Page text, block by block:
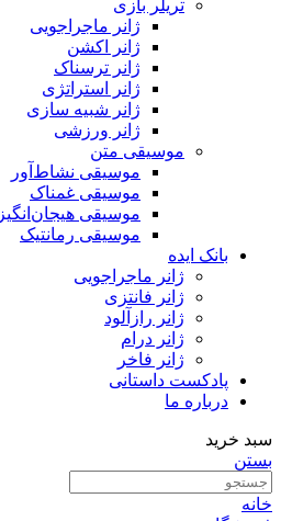
تریلر بازی
ژانر ماجراجویی
ژانر اکشن
ژانر ترسناک
ژانر استراتژی
ژانر شبیه سازی
ژانر ورزشی
موسیقی متن
موسیقی نشاط‌آور
موسیقی غمناک
موسیقی هیجان‌انگیز
موسیقی رمانتیک
بانک ایده
ژانر ماجراجویی
ژانر فانتزی
ژانر رازآلود
ژانر درام
ژانر فاخر
پادکست‌‌ داستانی
درباره ما
سبد خرید
بستن
خانه